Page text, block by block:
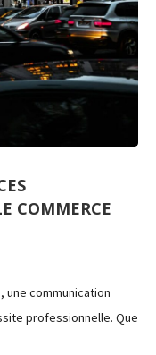
COMMERCE
une communication
professionnelle. Que